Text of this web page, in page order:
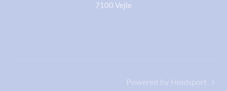
7100 Vejle
Powered by Holdsport